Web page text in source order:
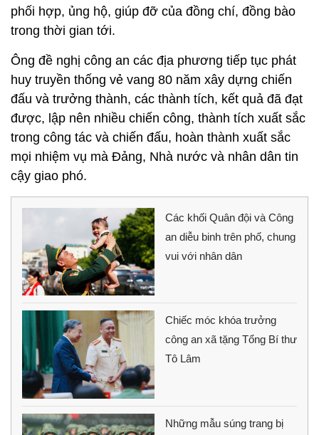
phối hợp, ủng hộ, giúp đỡ của đồng chí, đồng bào
trong thời gian tới.
Ông đề nghị công an các địa phương tiếp tục phát
huy truyền thống vẻ vang 80 năm xây dựng chiến
đấu và trưởng thành, các thành tích, kết quả đã đạt
được, lập nên nhiều chiến công, thành tích xuất sắc
trong công tác và chiến đấu, hoàn thành xuất sắc
mọi nhiệm vụ mà Đảng, Nhà nước và nhân dân tin
cậy giao phó.
Các khối Quân đội và Công
an diễu binh trên phố, chung
vui với nhân dân
Chiếc móc khóa trưởng
công an xã tặng Tổng Bí thư
Tô Lâm
Những mẫu súng trang bị